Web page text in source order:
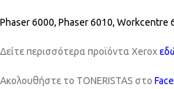
Phaser 6000, Phaser 6010, Workcentre
Δείτε περισσότερα προϊόντα Xerox
Ακολουθήστε το TONERISTAS στο